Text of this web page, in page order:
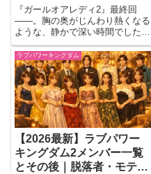
は？
『ガールオアレディ2』最終回
――。胸の奥がじんわり熱くなる
ような、静かで深い時間でした。
誰かを選ぶことは、同時に“自分
と向き合う”こと。ケンタ・タ
カ・ノリヤス、それぞれの告白に
は、「愛とは何か」「人生をとも
に歩むとはどういうことか」とい
う答...
ラブパワーキングダム
【2026最新】ラブパワー
キングダム2メンバー一覧
とその後｜脱落者・モテラ